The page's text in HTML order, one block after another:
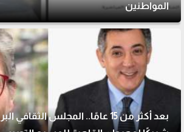
المواطنين
بعد أكثر من 15 عامًا.. المجلس